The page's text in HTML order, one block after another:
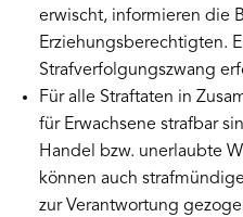
erwischt, informieren die
Erziehungsberechtigten.
Strafverfolgungszwang
Für alle Straftaten in
für Erwachsene strafbar
Handel bzw. unerlaubte
können auch
zur Verantwortung